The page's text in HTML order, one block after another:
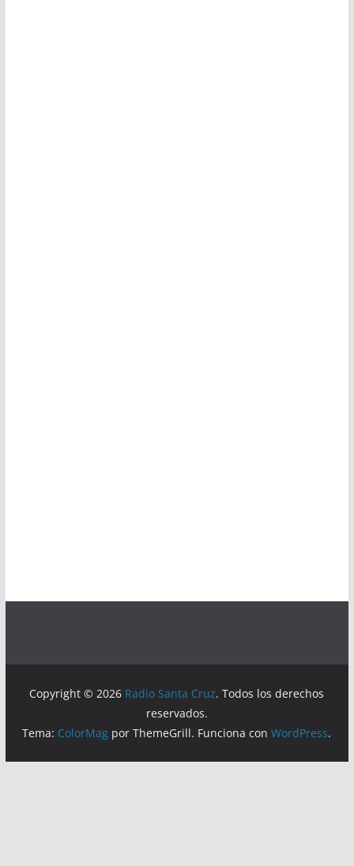
Copyright © 2026 Radio Santa Cruz. Todos los derechos
reservados.
Tema: ColorMag por ThemeGrill. Funciona conWordPress.